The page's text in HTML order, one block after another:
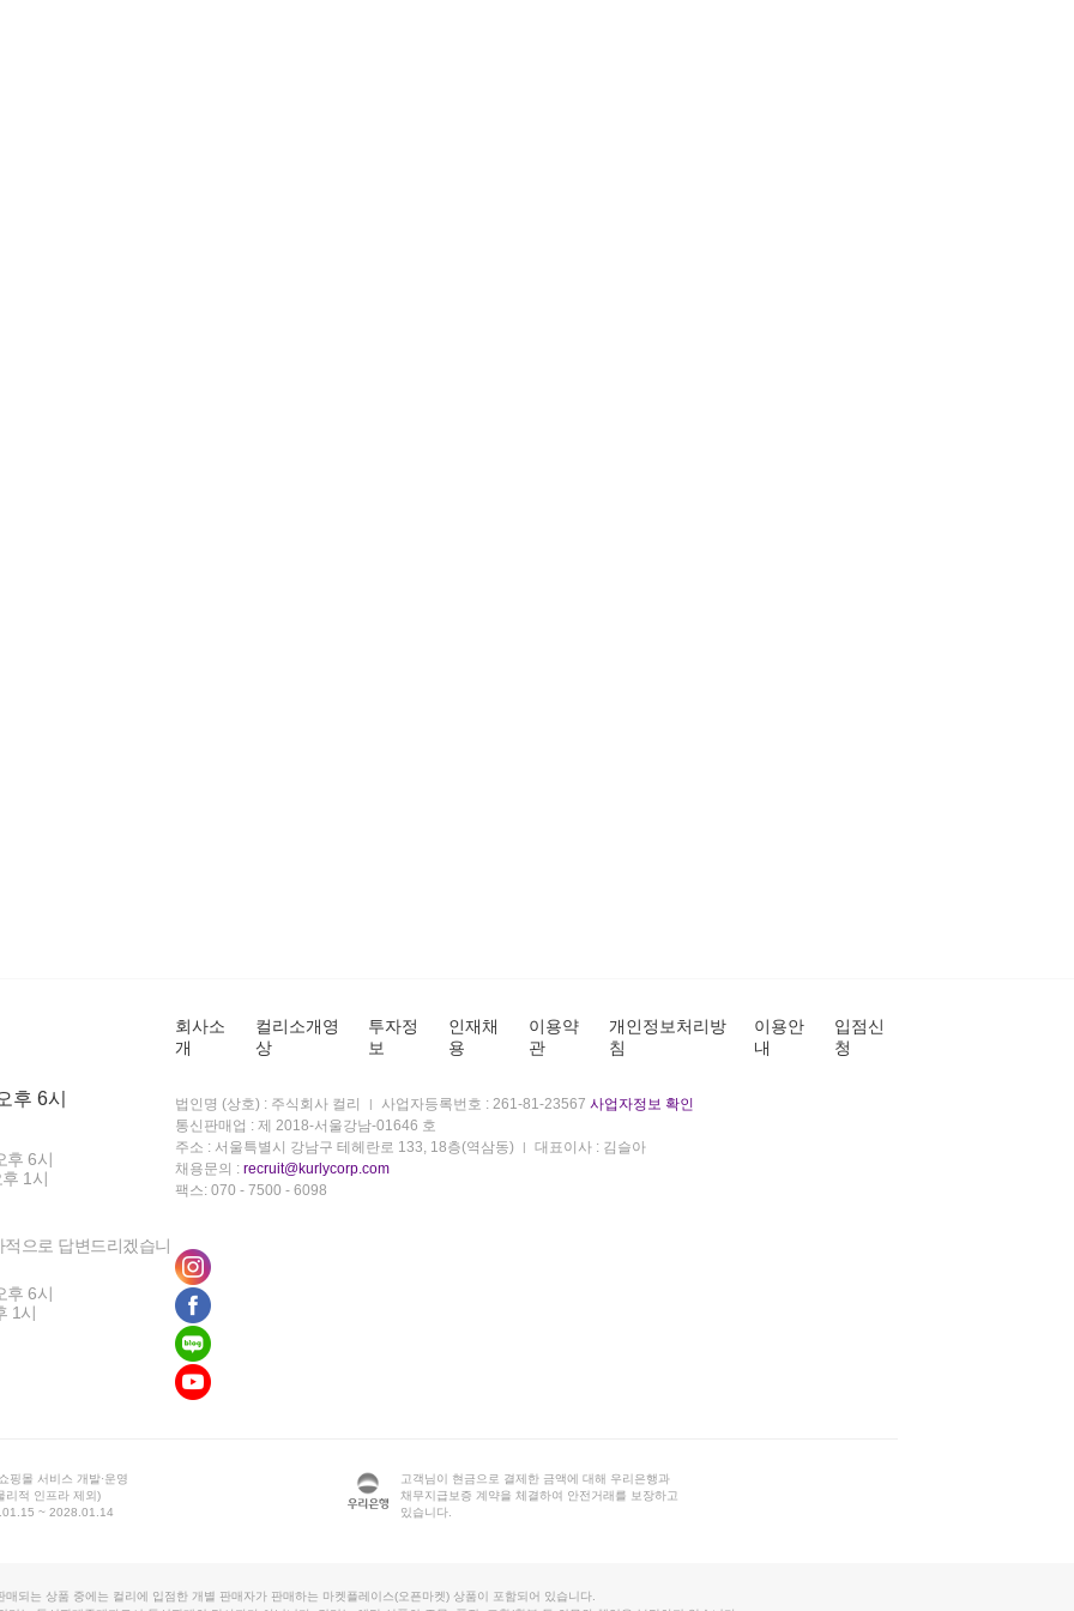
후 6시
후 6시
1시
으로 답변드리겠습니
후 6시
1시
회사소
개
컬리소개영
상
투자정
보
인재채
용
이용약
관
개인정보처리방
침
이용안
내
입점신
청
법인명 (상호) : 주식회사 컬리 사업자등록번호 : 261-81-23567 사업자정보 확인
통신판매업 : 제 2018-서울강남-01646 호
주소 : 서울특별시 강남구 테헤란로 133, 18층(역삼동)
대표이사 : 김슬아
채용문의 : recruit@kurlycorp.com
팩스: 070 - 7500 - 6098
핑몰 서비스 개발·운영
리적 인프라 제외)
~ 2028.01.14
고객님이 현금으로 결제한 금액에 대해 우리은행과
채무지급보증 계약을 체결하여 안전거래를 보장하고
있습니다.
매되는 상품 중에는 컬리에 입점한 개별 판매자가 판매하는 마켓플레이스(오픈마켓) 상품이 포함되어 있습니다.